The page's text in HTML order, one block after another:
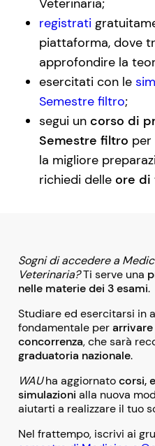
registrati
piattaforma, dove
approfondire la
esercitati con le
Semestre filtro;
segui un corso di
Semestre filtro per
la migliore
richiedi delle ore di
Sogni di accedere a
Veterinaria?Ti serve una
nelle materie dei 3 esami.
Studiare ed esercitarsi in
fondamentale per
concorrenza, che sarà
graduatoria nazionale.
WAUha aggiornatocorsi,
simulazioni alla nuova
aiutarti a realizzare il tuo
Nel frattempo, iscrivi ai